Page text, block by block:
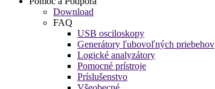
Download
FAQ
USB osciloskopy
Generátory ľubovoľných priebehov
Logické analyzátory
Pomocné prístroje
Príslušenstvo